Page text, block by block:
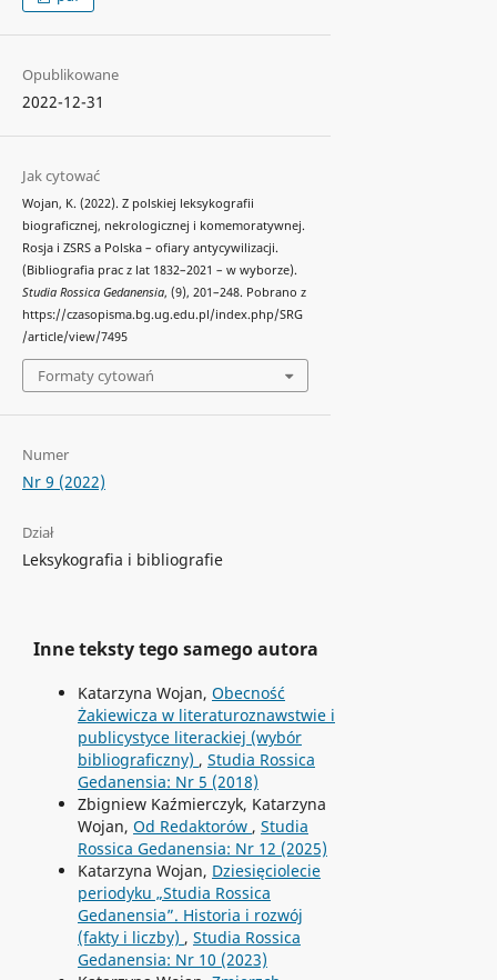
Opublikowane
2022-12-31
Jak cytować
Wojan, K. (2022). Z polskiej leksykografii
biograficznej, nekrologicznej i komemoratywnej.
Rosja i ZSRS a Polska – ofiary antycywilizacji.
(Bibliografia prac z lat 1832–2021 – w wyborze).
Studia Rossica Gedanensia, (9), 201–248. Pobrano z
https://czasopisma.bg.ug.edu.pl/index.php/SRG
/article/view/7495
Formaty cytowań
Numer
Nr 9 (2022)
Dział
Leksykografia i bibliografie
Inne teksty tego samego autora
Katarzyna Wojan, Obecność
Żakiewicza w literaturoznawstwie i
publicystyce literackiej (wybór
bibliograficzny) , Studia Rossica
Gedanensia: Nr 5 (2018)
Zbigniew Kaźmierczyk, Katarzyna
Wojan, Od Redaktorów , Studia
Rossica Gedanensia: Nr 12 (2025)
Katarzyna Wojan, Dziesięciolecie
periodyku „Studia Rossica
Gedanensia”. Historia i rozwój
(fakty i liczby) , Studia Rossica
Gedanensia: Nr 10 (2023)